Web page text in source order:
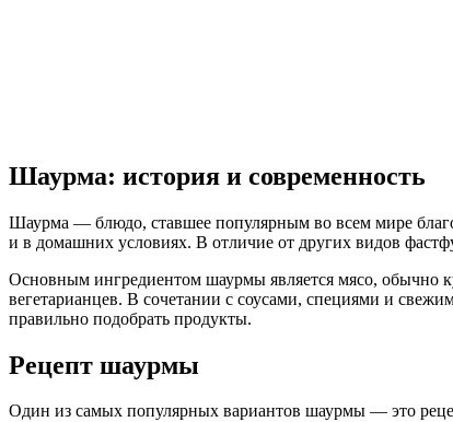
Шаурма: история и современность
Шаурма — блюдо, ставшее популярным во всем мире
и в домашних условиях. В отличие от других видов
Основным ингредиентом шаурмы является мясо, обычно
вегетарианцев. В сочетании с соусами, специями и
правильно подобрать продукты.
Рецепт шаурмы
Один из самых популярных вариантов шаурмы — это